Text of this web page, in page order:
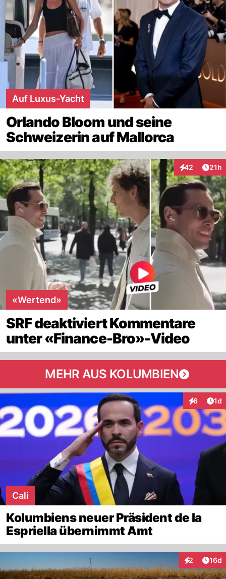
Auf Luxus-Yacht
Orlando Bloom und seine
Schweizerin auf Mallorca
42
Interaktionen
21h
«Wertend»
SRF deaktiviert Kommentare
unter «Finance-Bro»-Video
MEHR AUS KOLUMBIEN
6 1d
Cali
Kolumbiens neuer Präsident de la
Espriella übernimmt Amt
2
Interaktionen
16d